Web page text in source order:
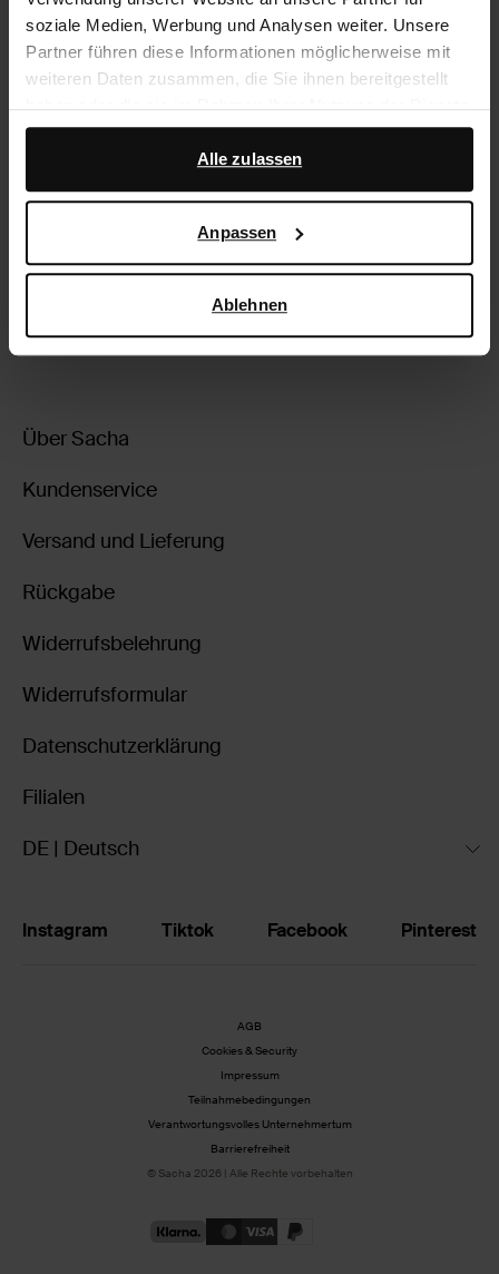
soziale Medien, Werbung und Analysen weiter. Unsere
Partner führen diese Informationen möglicherweise mit
weiteren Daten zusammen, die Sie ihnen bereitgestellt
haben oder die sie im Rahmen Ihrer Nutzung der Dienste
gesammelt haben.
Darüber hinaus arbeiten wir mit Google zu Werbe- und
darüber, wie Google Ihre personenbezogenen Daten
verwendet, finden Sie auf derSeite zur geschäftlichen
Alle zulassen
Anpassen
Ablehnen
Produktbeschreibung
Flache braune Leder-Mules in Flecht-Optik der Marke
Schuhe ist aus Leder gearbeitet.
Produktdetails
Lieferung & Rücksendung
Über Sacha
Kundenservice
Versand und Lieferung
Rückgabe
Widerrufsbelehrung
Widerrufsformular
Datenschutzerklärung
Filialen
DE | Deutsch
Instagram Tiktok Facebook Pinterest
AGB
Cookies & Security
Impressum
Teilnahmebedingungen
Verantwortungsvolles Unternehmertum
Barrierefreiheit
© Sacha 2026 | Alle Rechte vorbehalten